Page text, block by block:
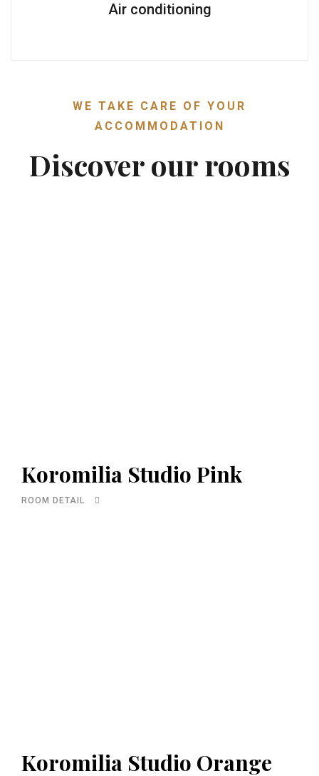
Air conditioning
WE TAKE CARE OF YOUR
ACCOMMODATION
Discover our rooms
Koromilia Studio Pink
ROOM DETAIL
Koromilia Studio Orange